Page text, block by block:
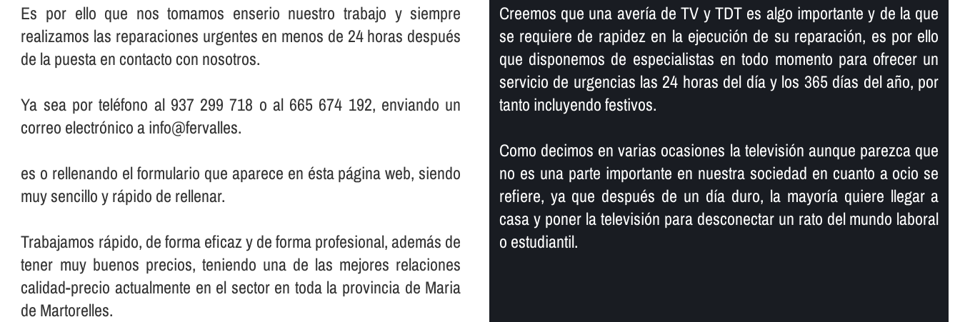
Es por ello que nos tomamos enserio nuestro trabajo y siempre
realizamos las reparaciones urgentes en menos de 24 horas después
de la puesta en contacto con nosotros.
Ya sea por teléfono al 937 299 718 o al 665 674 192, enviando un
correo electrónico a info@fervalles.
es o rellenando el formulario que aparece en ésta página web, siendo
muy sencillo y rápido de rellenar.
Trabajamos rápido, de forma eficaz y de forma profesional, además de
tener muy buenos precios, teniendo una de las mejores relaciones
calidad-precio actualmente en el sector en toda la provincia de Maria
de Martorelles.
Creemos que una averí­a de TV y TDT es algo importante y de la que
se requiere de rapidez en la ejecución de su reparación, es por ello
que disponemos de especialistas en todo momento para ofrecer un
servicio de urgencias las 24 horas del dí­a y los 365 dí­as del año, por
tanto incluyendo festivos.
Como decimos en varias ocasiones la televisión aunque parezca que
no es una parte importante en nuestra sociedad en cuanto a ocio se
refiere, ya que después de un dí­a duro, la mayorí­a quiere llegar a
casa y poner la televisión para desconectar un rato del mundo laboral
o estudiantil.